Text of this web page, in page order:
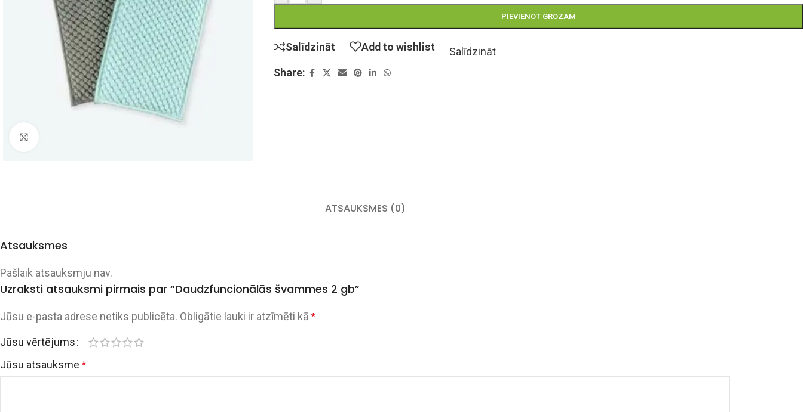
PIEVIENOT GROZAM
Salīdzināt Add to wishlist
Salīdzināt
Share:
ATSAUKSMES (0)
Atsauksmes
Pašlaik atsauksmju nav.
Uzraksti atsauksmi pirmais par “Daudzfuncionālās švammes 2 gb”
Jūsu e-pasta adrese netiks publicēta. Obligātie lauki ir atzīmēti kā *
Jūsu vērtējums
Jūsu atsauksme *